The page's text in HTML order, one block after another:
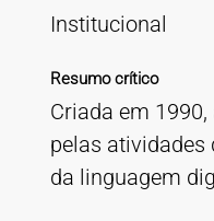
Institucional
Resumo crítico
Criada em
pelas atividades
da linguagem